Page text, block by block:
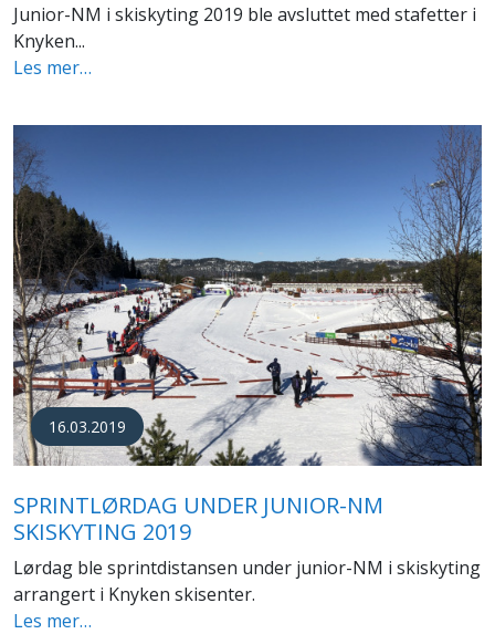
Junior-NM i skiskyting 2019 ble avsluttet med stafetter i
Knyken...
Les mer…
16.03.2019
SPRINTLØRDAG UNDER JUNIOR-NM
SKISKYTING 2019
Lørdag ble sprintdistansen under junior-NM i skiskyting
arrangert i Knyken skisenter.
Les mer…